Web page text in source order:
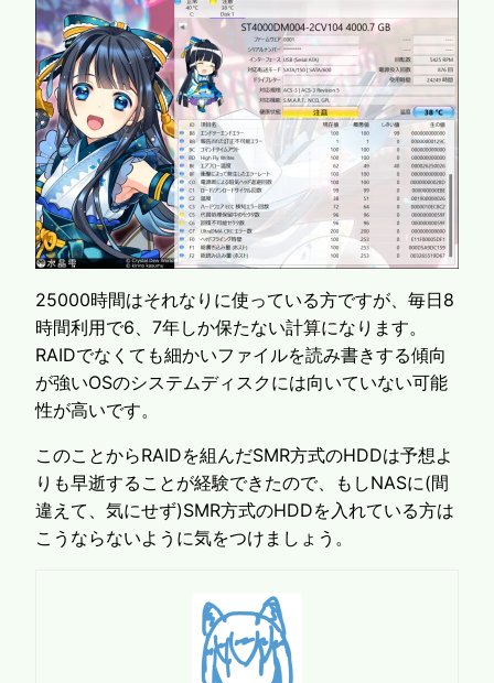
25000時間はそれなりに使っている方ですが、毎日8
時間利用で6、7年しか保たない計算になります。
RAIDでなくても細かいファイルを読み書きする傾向
が強いOSのシステムディスクには向いていない可能
性が高いです。
このことからRAIDを組んだSMR方式のHDDは予想よ
りも早逝することが経験できたので、もしNASに(間
違えて、気にせず)SMR方式のHDDを入れている方は
こうならないように気をつけましょう。